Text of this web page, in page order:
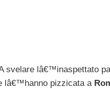
svelare lâ€™inaspettato
lâ€™hanno pizzicata a